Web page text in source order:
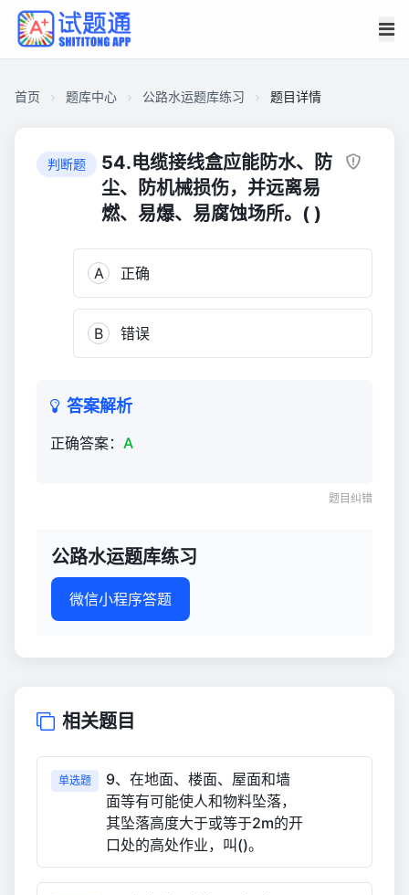
首页 题库中心 公路水运题库练习 题目详情
判断题
54.电缆接线盒应能防水、防
尘、防机械损伤，并远离易
燃、易爆、易腐蚀场所。( )
A 正确
B 错误
答案解析
正确答案： A
题目纠错
公路水运题库练习
微信小程序答题
相关题目
单选题
9、在地面、楼面、屋面和墙
面等有可能使人和物料坠落，
其坠落高度大于或等于2m的开
口处的高处作业，叫()。